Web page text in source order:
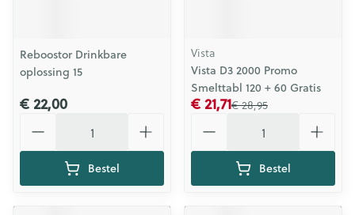
Reboostor Drinkbare
oplossing 15
€ 22,00
Bestel
Vista
Vista D3 2000 Promo
Smelttabl 120 + 60 Gratis
€ 28,95
€ 21,71
Bestel